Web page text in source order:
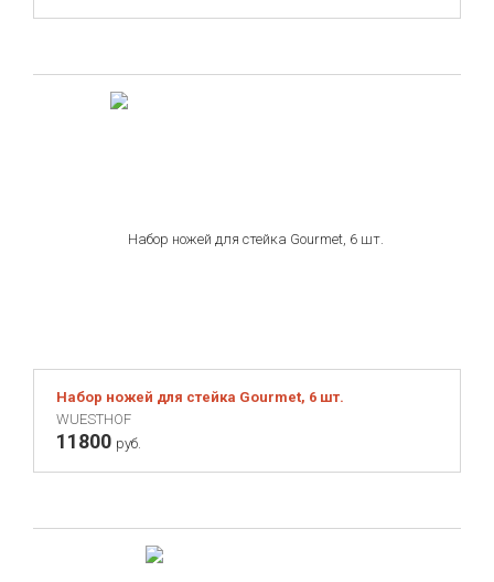
Набор ножей для стейка Gourmet, 6 шт.
WUESTHOF
11800 руб.